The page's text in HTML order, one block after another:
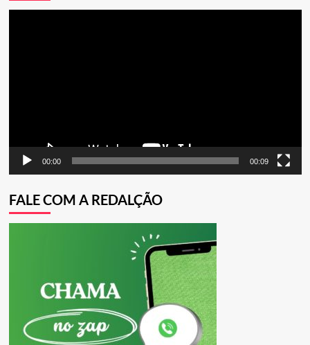
00:00 00:09
FALE COM A REDALÇÃO